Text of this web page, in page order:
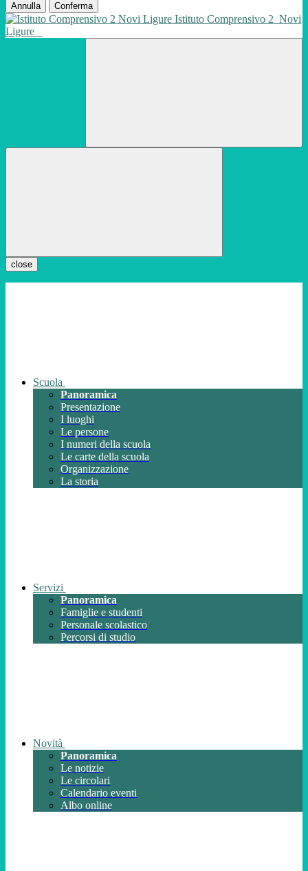
Annulla Conferma
Istituto Comprensivo 2 Novi
Ligure
close
Scuola
Panoramica
Presentazione
I luoghi
Le persone
I numeri della scuola
Le carte della scuola
Organizzazione
La storia
Servizi
Panoramica
Famiglie e studenti
Personale scolastico
Percorsi di studio
Novità
Panoramica
Le notizie
Le circolari
Calendario eventi
Albo online